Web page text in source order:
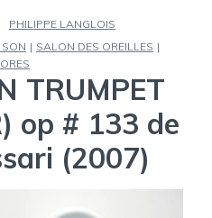
:
PHILIPPE LANGLOIS
SON | SALON DES OREILLES |
TRUMPET
op # 133 de
(2007)